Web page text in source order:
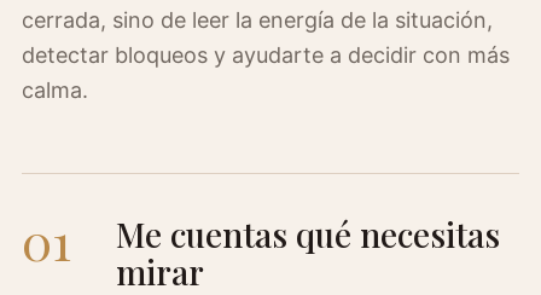
cerrada, sino de leer la energía de la situación,
detectar bloqueos y ayudarte a decidir con más
calma.
01
Me cuentas qué necesitas
mirar